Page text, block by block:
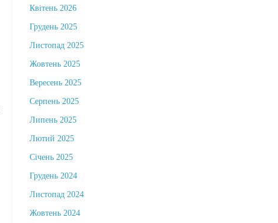
Квітень 2026
Грудень 2025
Листопад 2025
Жовтень 2025
Вересень 2025
Серпень 2025
Липень 2025
Лютий 2025
Січень 2025
Грудень 2024
Листопад 2024
Жовтень 2024